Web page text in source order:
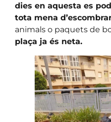
dies en aquesta es
tota mena
animals o paquets de
plaça ja és neta.